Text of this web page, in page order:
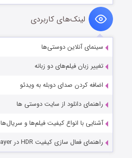
لینک‌های کاربردی
سینمای آنلاین دوستی‌ها
تغییر زبان فیلم‌های دو زبانه
اضافه کردن صدای دوبله به ویدئو
راهنمای دانلود از سایت دوستی ها
آشنایی با انواع کیفیت فیلم‌ها و سریال‌ها
راهنمای فعال سازی کیفیت HDR در PotPlayer